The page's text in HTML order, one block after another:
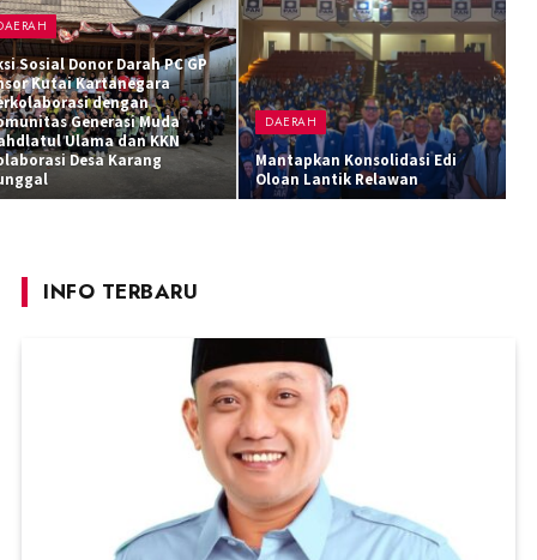
Sosial Donor Darah PC GP
Kutai Kartanegara
dengan
Generasi Muda
Ulama dan KKN
Desa Karang
DAERAH
Mantapkan Konsolidasi Edi
Oloan Lantik Relawan
INFO TERBARU